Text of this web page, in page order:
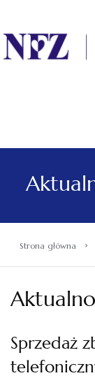
.
Strona główna ›
Sprzedaż